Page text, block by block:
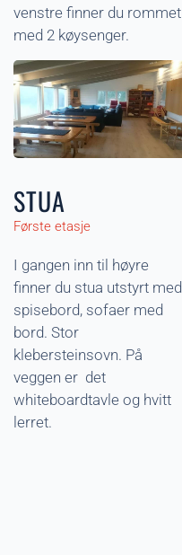
venstre finner du rommet
med 2 køysenger.
STUA
Første etasje
I gangen inn til høyre
finner du stua utstyrt med
spisebord, sofaer med
bord. Stor
klebersteinsovn. På
veggen er det
whiteboardtavle og hvitt
lerret.